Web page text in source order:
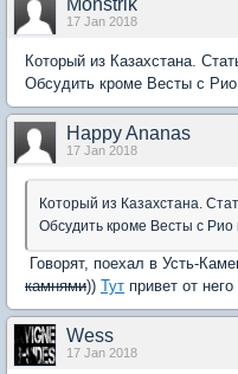
Monstrik
17 Jan 2018
Который из Казахстана.
Обсудить кроме Весты с Рио
Happy Ananas
17 Jan 2018
Который из Казахстана.
Обсудить кроме Весты с Рио
Говорят, поехал в Усть-
камнями)) Тут привет от
Wess
17 Jan 2018